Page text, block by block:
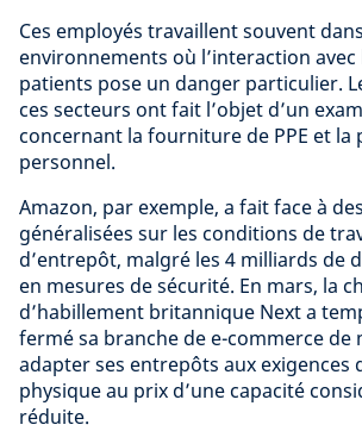
Ces employés travaillent souvent
environnements où l’interaction avec
patients pose un danger particulier.
ces secteurs ont fait l’objet d’un
concernant la fourniture de PPE et la
personnel.
Amazon, par exemple, a fait face à
généralisées sur les conditions de
d’entrepôt, malgré les 4 milliards de
en mesures de sécurité. En mars, la
d’habillement britannique Next a
fermé sa branche de e-commerce de
adapter ses entrepôts aux exigences
physique au prix d’une capacité
réduite.